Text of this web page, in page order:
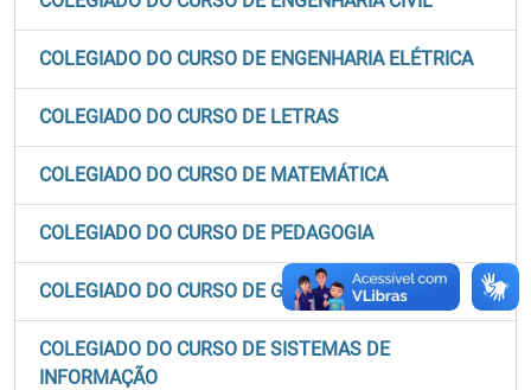
COLEGIADO DO CURSO DE ENGENHARIA ELÉTRICA
COLEGIADO DO CURSO DE LETRAS
COLEGIADO DO CURSO DE MATEMÁTICA
COLEGIADO DO CURSO DE PEDAGOGIA
COLEGIADO DO CURSO DE GEOGRAFIA
COLEGIADO DO CURSO DE SISTEMAS DE
INFORMAÇÃO